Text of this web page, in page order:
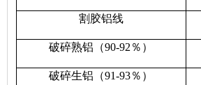
割胶铝线
破碎熟铝（90-92％）
破碎生铝（91-93％）